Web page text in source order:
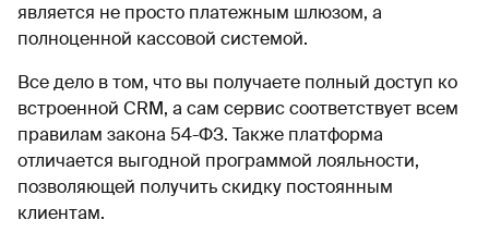
является не просто платежным шлюзом, а
полноценной кассовой системой.
Все дело в том, что вы получаете полный доступ ко
встроенной CRM, а сам сервис соответствует всем
правилам закона 54-ФЗ. Также платформа
отличается выгодной программой лояльности,
позволяющей получить скидку постоянным
клиентам.